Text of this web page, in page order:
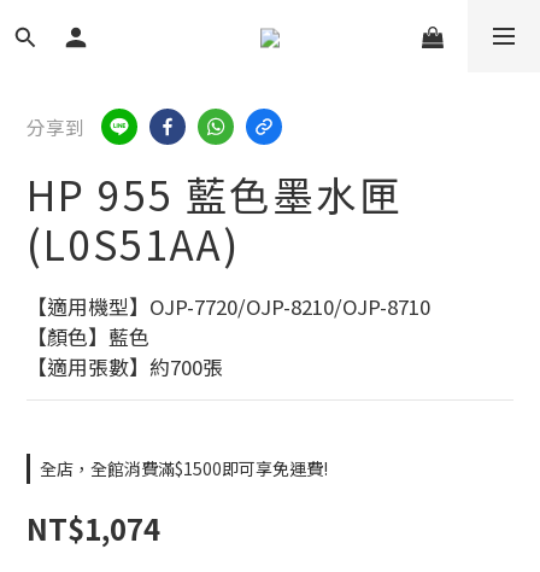
分享到
HP 955 藍色墨水匣
(L0S51AA)
【適用機型】OJP-7720/OJP-8210/OJP-8710
【顏色】藍色
【適用張數】約700張
全店，全館消費滿$1500即可享免運費!
NT$1,074